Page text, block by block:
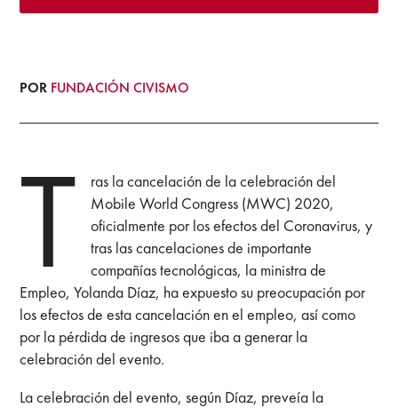
POR FUNDACIÓN CIVISMO
T
ras la cancelación de la celebración del
Mobile World Congress (MWC) 2020,
oficialmente por los efectos del Coronavirus, y
tras las cancelaciones de importante
compañías tecnológicas, la ministra de
Empleo, Yolanda Díaz, ha expuesto su preocupación por
los efectos de esta cancelación en el empleo, así como
por la pérdida de ingresos que iba a generar la
celebración del evento.
La celebración del evento, según Díaz, preveía la